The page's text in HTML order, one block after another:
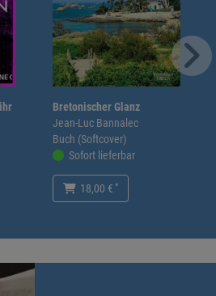
Bretonischer Glanz
Jean-Luc Bannalec
Buch (Softcover)
Sofort lieferbar
18,00 € *